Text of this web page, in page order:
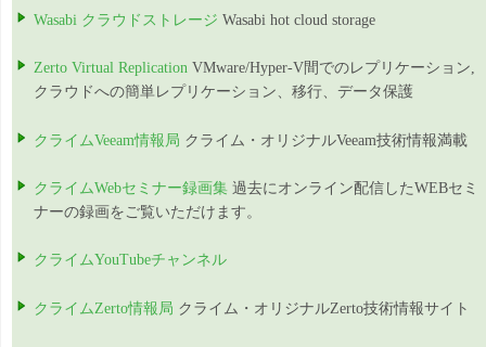
Wasabi クラウドストレージ Wasabi hot cloud storage
Zerto Virtual Replication VMware/Hyper-V間でのレプリケーション,
クラウドへの簡単レプリケーション、移行、データ保護
クライムVeeam情報局 クライム・オリジナルVeeam技術情報満載
クライムWebセミナー録画集 過去にオンライン配信したWEBセミ
ナーの録画をご覧いただけます。
クライムYouTubeチャンネル
クライムZerto情報局 クライム・オリジナルZerto技術情報サイト